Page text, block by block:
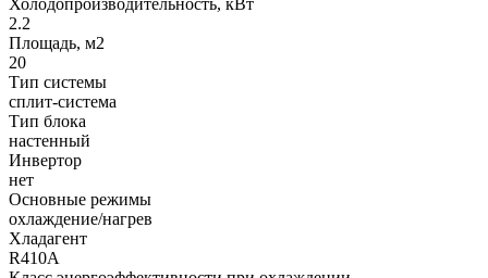
Холодопроизводительность, кВт
2.2
Площадь, м2
20
Тип системы
сплит-система
Тип блока
настенный
Инвертор
нет
Основные режимы
охлаждение/нагрев
Хладагент
R410A